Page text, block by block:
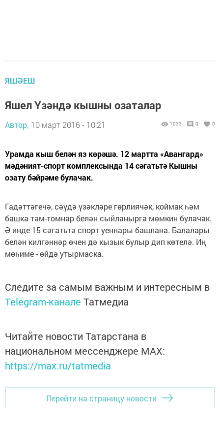
ЯШӘЕШ
Яшел Үзәндә кышны озаталар
Автор, 10 март 2016 - 10:21 1033 0 0
Урамда кыш белән яз көрәшә. 12 мартта «Авангард»
мәдәният-спорт комплексында 14 сәгатьтә Кышны
озату бәйрәме булачак.
Гадәттәгечә, сәүдә үзәкләре гөрлиячәк, коймак һәм
башка тәм-томнар белән сыйланырга мөмкин булачак.
Ә инде 15 сәгатьтә спорт уеннары башлана. Балалары
белән килгәннәр өчен дә кызык булыр дип көтелә. Иң
мөһиме - өйдә утырмаска.
Следите за самым важным и интересным в
Telegram-канале Татмедиа
Читайте новости Татарстана в
национальном мессенджере MАХ:
https://max.ru/tatmedia
Перейти на страницу новости